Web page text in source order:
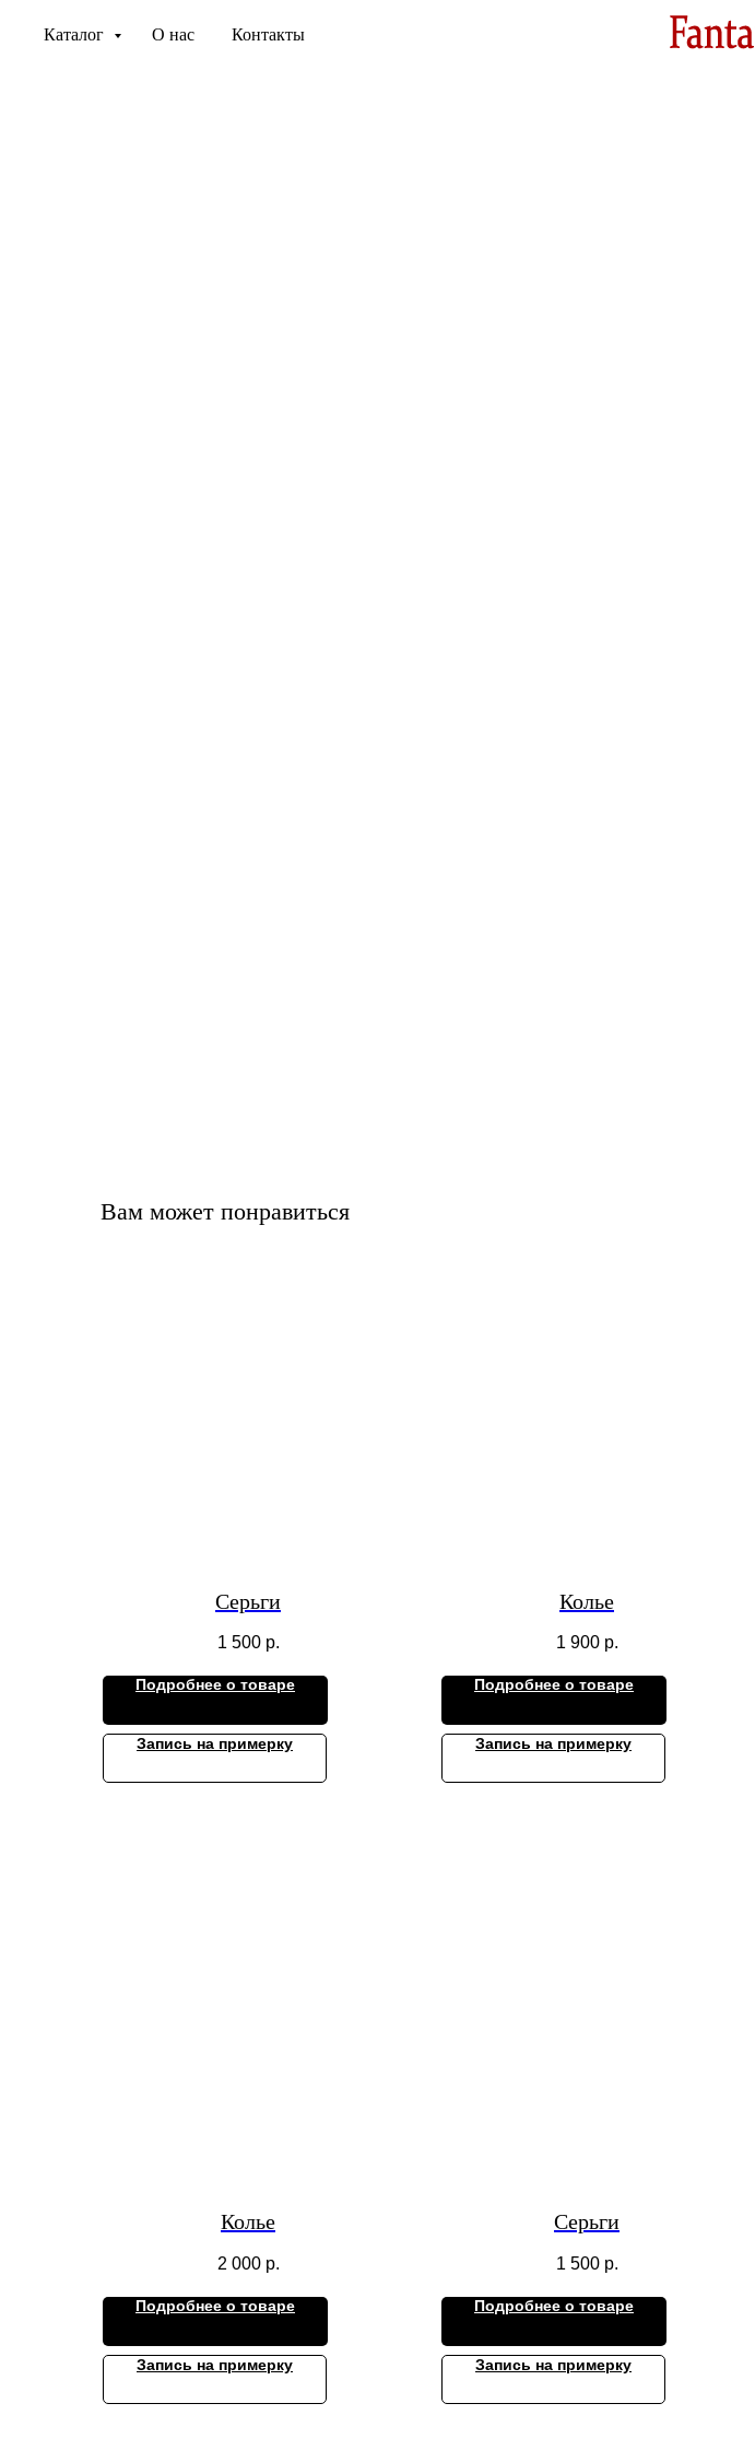
Каталог О нас Контакты
Вам может понравиться
Серьги
1 500 р.
Подробнее о товаре
Запись на примерку
Колье
1 900 р.
Подробнее о товаре
Запись на примерку
Колье
2 000 р.
Подробнее о товаре
Запись на примерку
Серьги
1 500 р.
Подробнее о товаре
Запись на примерку